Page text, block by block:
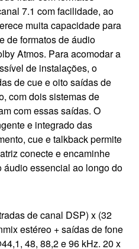
7.1 com facilidade, ao
muita capacidade para
de formatos de áudio
Atmos. Para acomodar a
de instalações, o
de cue e oito saídas de
com dois sistemas de
com essas saídas. O
e integrado das
cue e talkback permite
conecte e encaminhe
áudio essencial ao longo do
de canal DSP) x (32
estéreo + saídas de fone
48, 88,2 e 96 kHz. 20 x